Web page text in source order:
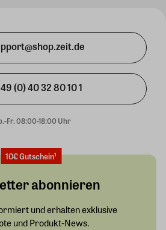
(0) 40 32 80 10 1
Fr. 08:00-18:00 Uhr
10€ Gutschein¹
abonnieren
und erhalten exklusive
und Produkt-News.